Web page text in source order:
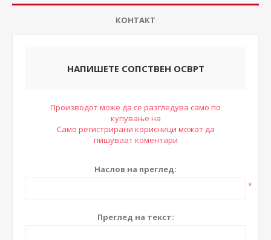
КОНТАКТ
НАПИШЕТЕ СОПСТВЕН ОСВРТ
Производот може да се разгледува само по
купување на
Само регистрирани корисници можат да
пишуваат коментари
Наслов на преглед:
*
Преглед на текст: